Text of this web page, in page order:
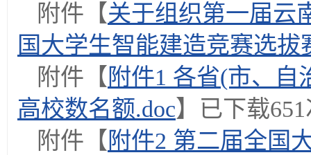
附件【关于组织第一届云
国大学生智能建造竞赛选拔
附件【 附件1 各省(市、
高校数名额.doc】已下载651
附件【 附件2 第二届全国